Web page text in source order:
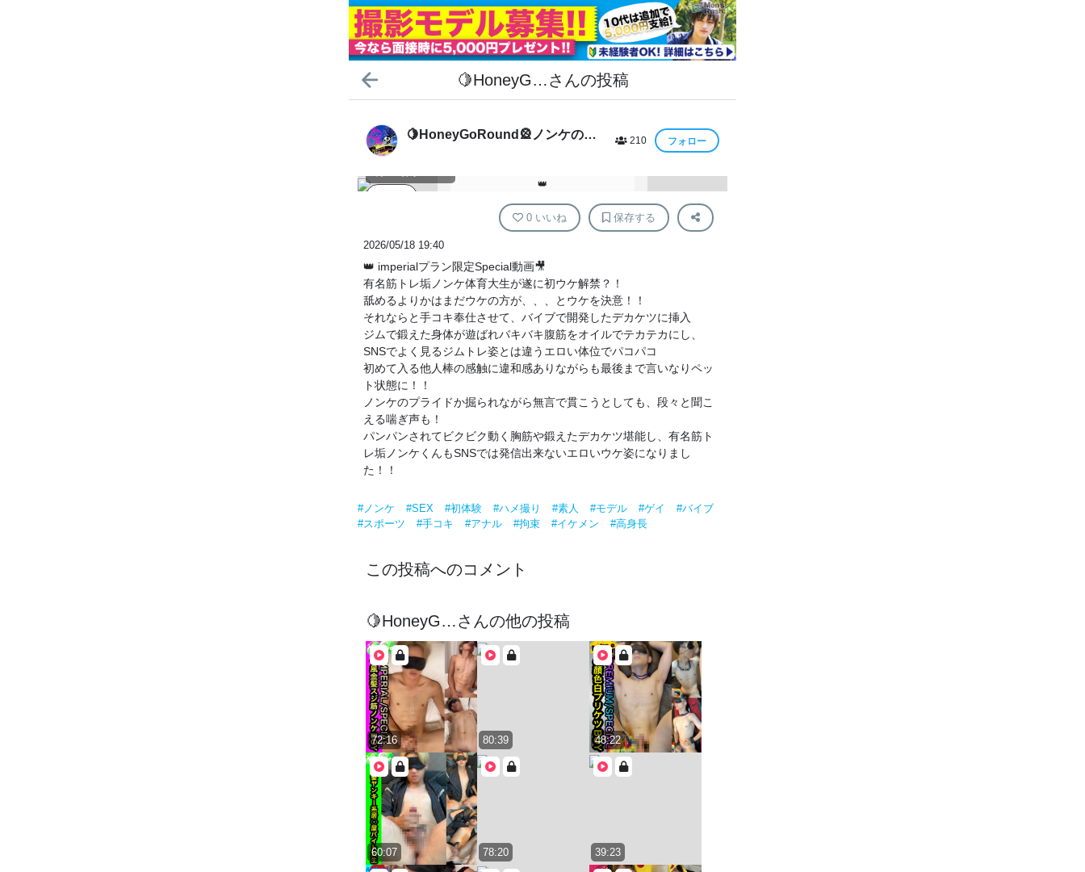
🍋HoneyG…さんの投稿
🍋HoneyGoRound🎡ノンケの部
210 フォロー
👑
15,000円/月 で加入する
0 いいね 保存する
2026/05/18 19:40
👑 imperialプラン限定Special動画🎥
有名筋トレ垢ノンケ体育大生が遂に初ウケ解禁？！
舐めるよりかはまだウケの方が、、、とウケを決意！！
それならと手コキ奉仕させて、バイブで開発したデカケツに挿入
ジムで鍛えた身体が遊ばれバキバキ腹筋をオイルでテカテカにし、
SNSでよく見るジムトレ姿とは違うエロい体位でパコパコ
初めて入る他人棒の感触に違和感ありながらも最後まで言いなりペッ
ト状態に！！
ノンケのプライドか掘られながら無言で貫こうとしても、段々と聞こ
える喘ぎ声も！
パンパンされてビクビク動く胸筋や鍛えたデカケツ堪能し、有名筋ト
レ垢ノンケくんもSNSでは発信出来ないエロいウケ姿になりまし
た！！
#ノンケ #SEX #初体験 #ハメ撮り #素人 #モデル #ゲイ
#バイブ
#スポーツ
#手コキ #アナル #拘束 #イケメン #高身長
この投稿へのコメント
🍋HoneyG…さんの他の投稿
72:16 80:39 48:22
60:07 78:20 39:23